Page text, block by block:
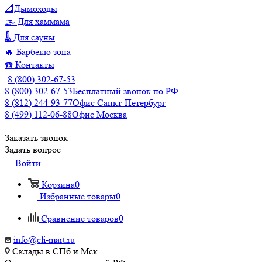
📐Дымоходы
🌫️ Для хаммама
🌡️ Для сауны
🔥 Барбекю зона
☎️ Контакты
8 (800) 302-67-53
8 (800) 302-67-53Бесплатный звонок по РФ
8 (812) 244-93-77Офис Санкт-Петербург
8 (499) 112-06-88Офис Москва
Заказать звонок
Задать вопрос
Войти
Корзина0
Избранные товары0
Сравнение товаров0
info@cli-mart.ru
Склады в СПб и Мск